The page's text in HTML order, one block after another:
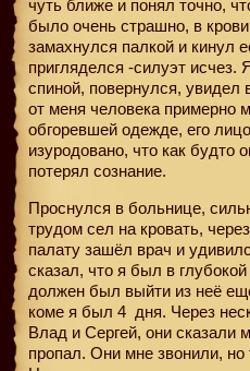
чуть ближе и понял точно,
было очень страшно, в
замахнулся палкой и кинул
пригляделся -силуэт
спиной, повернулся, увидел
от меня человека примерно
обгоревшей одежде, его
изуродовано, что как будто
потерял сознание.
Проснулся в больнице,
трудом сел на кровать,
палату зашёл врач и
сказал, что я был в
должен был выйти из неё
коме я был 4 дня. Через
Влад и Сергей, они сказали
пропал. Они мне звонили,